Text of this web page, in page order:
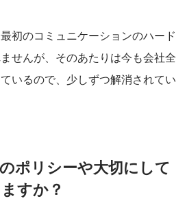
初のコミュニケーションのハード
せんが、そのあたりは今も会社全
いるので、少しずつ解消されてい
ポリシーや大切にして
すか？